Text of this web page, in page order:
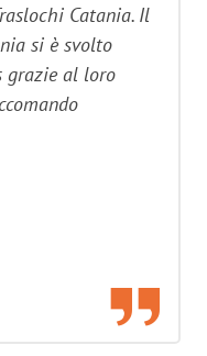
Catania. Il
si è svolto
grazie al loro